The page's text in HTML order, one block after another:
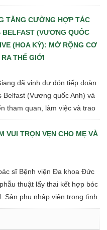
điều trị và quản lý bệnh thận
TĂNG CƯỜNG HỢP TÁC
(VƯƠNG QUỐC
(HOA KỲ): MỞ RỘNG CƠ
THẾ GIỚI
đã vinh dự đón tiếp đoàn
(Vương quốc Anh) và
tham quan, làm việc và trao
- trẻ em, phát triển Ngân
đồng thời thảo luận các
học và chuyển giao tri thức
VUI TRỌN VẸN CHO MẸ VÀ
sĩ Bệnh viện Đa khoa Đức
thuật lấy thai kết hợp bóc
Sản phụ nhập viện trong tình
kèm theo khối u nang buồng
cơ, ê-kíp Khoa Sản và Khoa